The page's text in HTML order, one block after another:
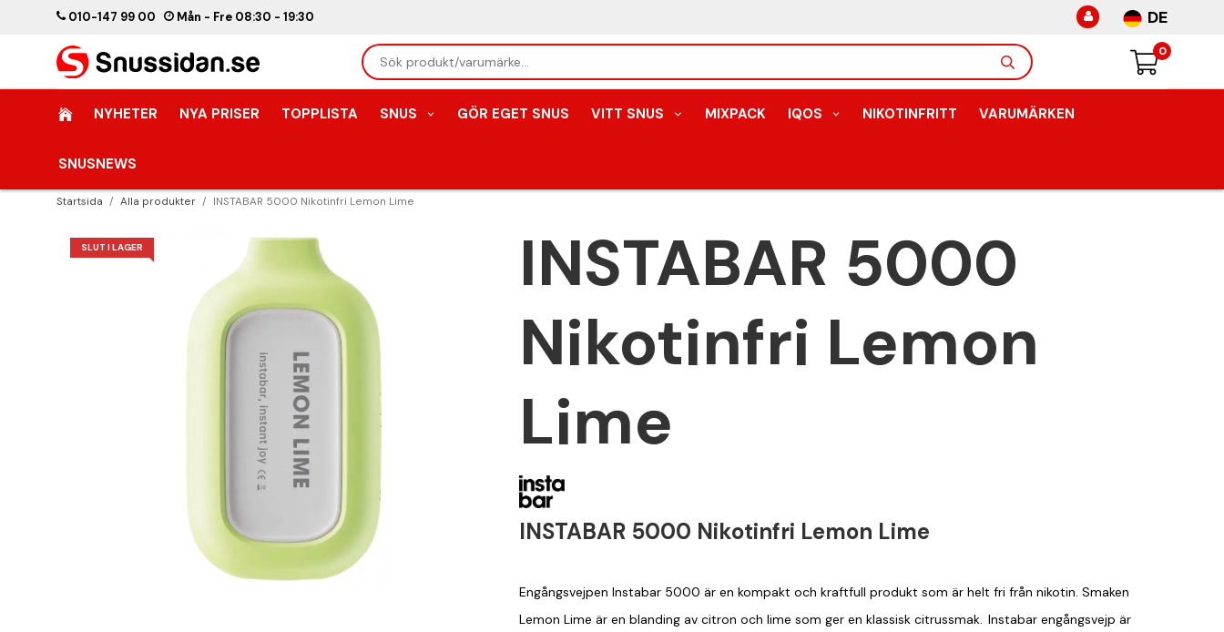
010-147 99 00 Mån - Fre 08:30 - 19:30 DE
0
NYHETER NYA PRISER TOPPLISTA SNUS GÖR EGET SNUS VITT SNUS MIXPACK IQOS NIKOTINFRITT VARUMÄRKEN
SNUSNEWS
Startsida / Alla produkter / INSTABAR 5000 Nikotinfri Lemon Lime
SLUT I LAGER
INSTABAR 5000
Nikotinfri Lemon
Lime
INSTABAR 5000 Nikotinfri Lemon Lime
Engångsvejpen Instabar 5000 är en kompakt och kraftfull produkt som är helt fri från nikotin. Smaken
Lemon Lime är en blanding av citron och lime som ger en klassisk citrussmak. Instabar engångsvejp är